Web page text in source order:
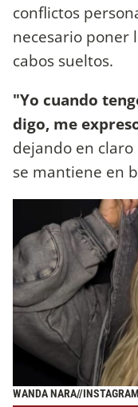
conflictos
necesario poner
cabos sueltos.
"Yo cuando
digo, me
dejando en
se mantiene en
WANDA NARA//INSTAGRAM